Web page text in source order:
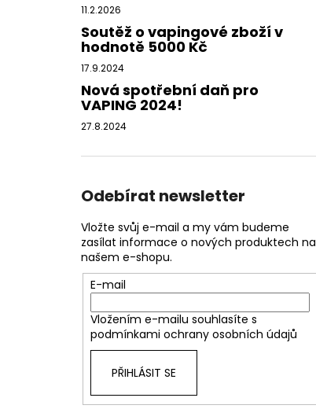
11.2.2026
Soutěž o vapingové zboží v
hodnotě 5000 Kč
17.9.2024
Nová spotřební daň pro
VAPING 2024!
27.8.2024
Odebírat newsletter
Vložte svůj e-mail a my vám budeme
zasílat informace o nových produktech na
našem e-shopu.
E-mail
Vložením e-mailu souhlasíte s
podmínkami ochrany osobních údajů
PŘIHLÁSIT SE